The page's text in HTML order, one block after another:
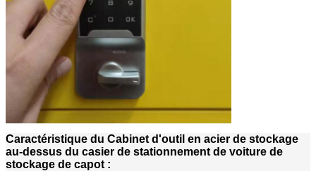
Caractéristique du Cabinet d'outil en acier de stockage
au-dessus du casier de stationnement de voiture de
stockage de capot :